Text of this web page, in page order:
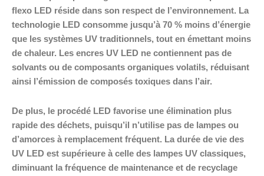
flexo LED réside dans son respect de l’environnement. La
technologie LED consomme jusqu’à 70 % moins d’énergie
que les systèmes UV traditionnels, tout en émettant moins
de chaleur. Les encres UV LED ne contiennent pas de
solvants ou de composants organiques volatils, réduisant
ainsi l’émission de composés toxiques dans l’air.
De plus, le procédé LED favorise une élimination plus
rapide des déchets, puisqu’il n’utilise pas de lampes ou
d’amorces à remplacement fréquent. La durée de vie des
UV LED est supérieure à celle des lampes UV classiques,
diminuant la fréquence de maintenance et de recyclage